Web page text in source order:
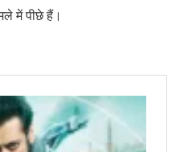
में पीछे हैं।